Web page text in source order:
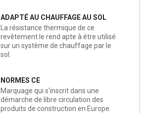
ADAPTÉ AU CHAUFFAGE AU SOL
La résistance thermique de ce
revêtement le rend apte à être utilisé
sur un système de chauffage par le
sol.
NORMES CE
Marquage qui s'inscrit dans une
démarche de libre circulation des
produits de construction en Europe.